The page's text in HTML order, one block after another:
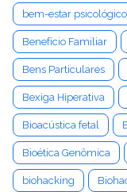
bem-estar psicológico
Benefício Familiar
Bens Particulares
Bexiga Hiperativa
Bioacústica fetal
Bioética Genômica
biohacking